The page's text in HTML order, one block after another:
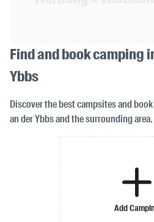
Find and book camping
Ybbs
Discover the best campsites and
an der Ybbs and the surrounding area.
Add